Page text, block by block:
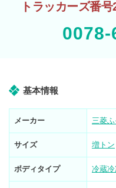
トラッカーズ番号
0078-
基本情報
メーカー 三菱ふ
サイズ 増トン
ボディタイプ 冷蔵